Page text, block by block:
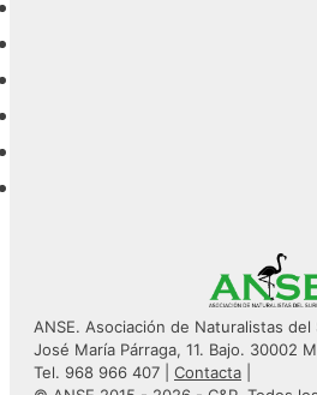
ANSE. Asociación de Naturalistas
José María Párraga, 11. Bajo. 30002
Tel. 968 966 407 | Contacta